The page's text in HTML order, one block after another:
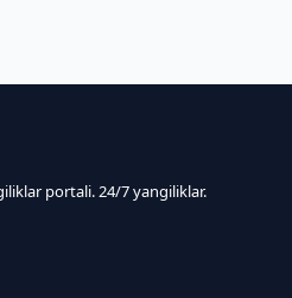
portali. 24/7 yangiliklar.